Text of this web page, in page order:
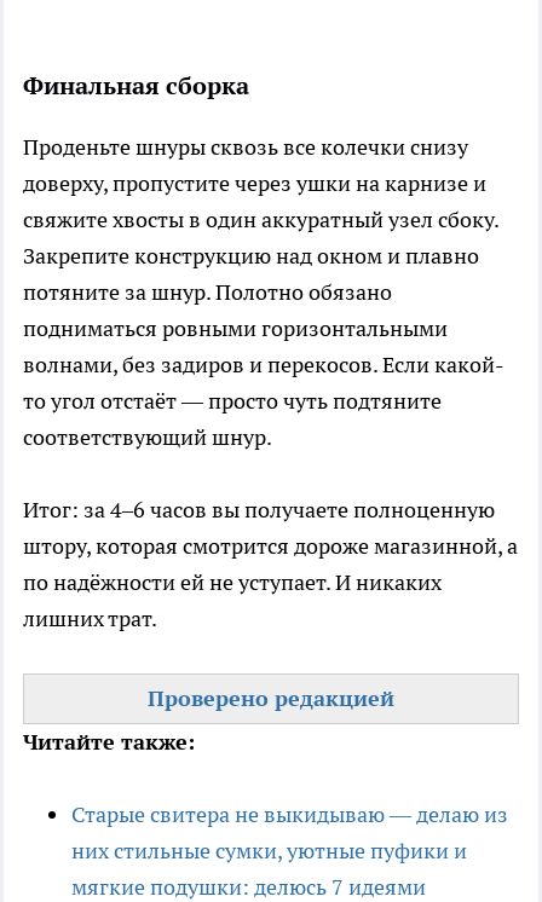
Финальная сборка
Проденьте шнуры сквозь все колечки снизу
доверху, пропустите через ушки на карнизе и
свяжите хвосты в один аккуратный узел сбоку.
Закрепите конструкцию над окном и плавно
потяните за шнур. Полотно обязано
подниматься ровными горизонтальными
волнами, без задиров и перекосов. Если какой-
то угол отстаёт — просто чуть подтяните
соответствующий шнур.
Итог: за 4–6 часов вы получаете полноценную
штору, которая смотрится дороже магазинной, а
по надёжности ей не уступает. И никаких
лишних трат.
Проверено редакцией
Читайте также:
Старые свитера не выкидываю — делаю из
них стильные сумки, уютные пуфики и
мягкие подушки: делюсь 7 идеями